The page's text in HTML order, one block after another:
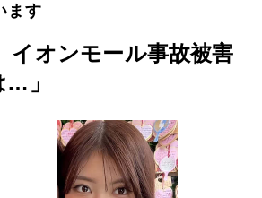
ます
イオンモール事故被害
」